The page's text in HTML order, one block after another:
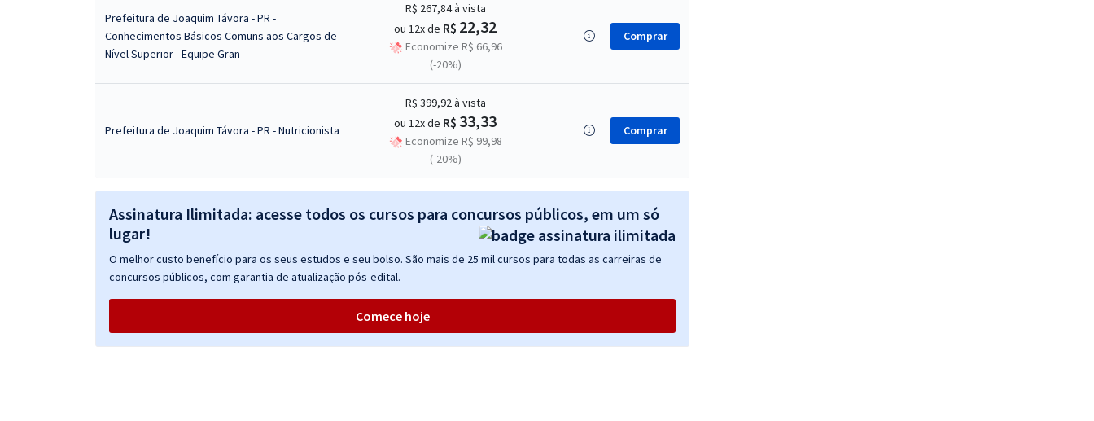
Prefeitura de Joaquim Távora - PR -
Conhecimentos Básicos Comuns aos Cargos de
Nível Superior - Equipe Gran
R$ 267,84à vista
ou 12x de R$ 22,32
Economize R$ 66,96
(-20%)
Comprar
Prefeitura de Joaquim Távora - PR - Nutricionista
R$ 399,92à vista
ou 12x de R$ 33,33
Economize R$ 99,98
(-20%)
Comprar
Assinatura Ilimitada: acesse todos os cursos para concursos públicos, em um só
lugar!
O melhor custo benefício para os seus estudos e seu bolso. São mais de 25 mil cursos para todas as carreiras de
concursos públicos, com garantia de atualização pós-edital.
Comece hoje